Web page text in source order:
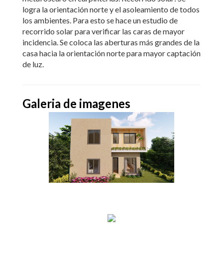
logra la orientación norte y el asoleamiento de todos
los ambientes. Para esto se hace un estudio de
recorrido solar para verificar las caras de mayor
incidencia. Se coloca las aberturas más grandes de la
casa hacia la orientación norte para mayor captación
de luz.
Galeria de imagenes